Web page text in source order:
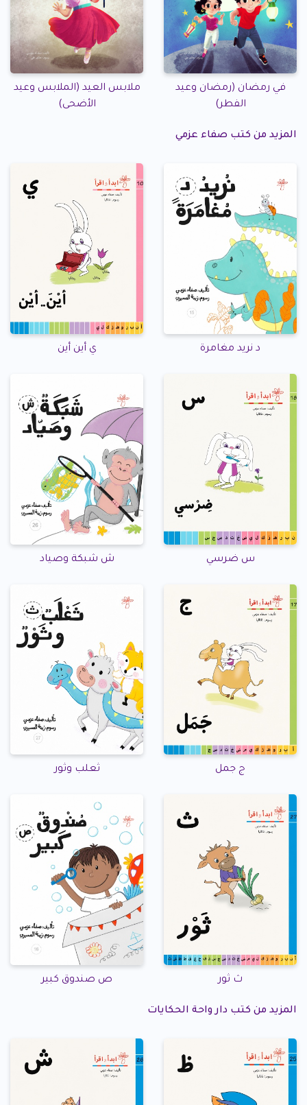
في رمضان (رمضان وعيد
الفطر)
ملابس العيد (الملابس وعيد
الأضحى)
المزيد من كتب صفاء عزمي
د نريد مغامرة ي أين أين
س ضرسي ش شبكة وصياد
ج جمل ثعلب وثور
ث ثور ص صندوق كبير
المزيد من كتب دار واحة الحكايات